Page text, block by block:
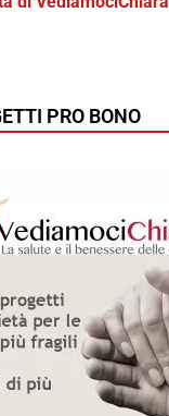
PRO BONO